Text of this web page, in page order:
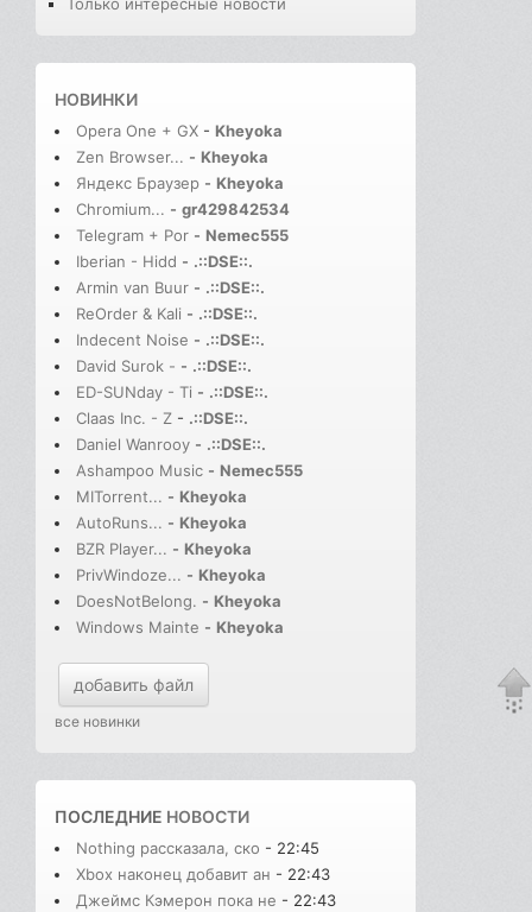
Только интересные новости
НОВИНКИ
Opera One + GX - Kheyoka
Zen Browser... - Kheyoka
Яндекс Браузер - Kheyoka
Chromium... - gr429842534
Telegram + Por - Nemec555
Iberian - Hidd - .::DSE::.
Armin van Buur - .::DSE::.
ReOrder & Kali - .::DSE::.
Indecent Noise - .::DSE::.
David Surok - - .::DSE::.
ED-SUNday - Ti - .::DSE::.
Claas Inc. - Z - .::DSE::.
Daniel Wanrooy - .::DSE::.
Ashampoo Music - Nemec555
MITorrent... - Kheyoka
AutoRuns... - Kheyoka
BZR Player... - Kheyoka
PrivWindoze... - Kheyoka
DoesNotBelong. - Kheyoka
Windows Mainte - Kheyoka
добавить файл
все новинки
ПОСЛЕДНИЕ НОВОСТИ
Nothing рассказала, ско - 22:45
Xbox наконец добавит ан - 22:43
Джеймс Кэмерон пока не - 22:43